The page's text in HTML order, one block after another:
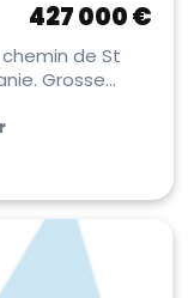
427 000 €
chemin de St
Grosse